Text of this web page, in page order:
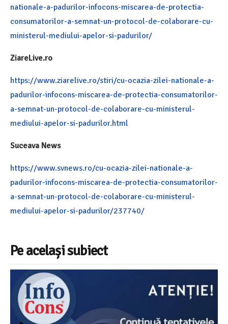
nationale-a-padurilor-infocons-miscarea-de-protectia-
consumatorilor-a-semnat-un-protocol-de-colaborare-cu-
ministerul-mediului-apelor-si-padurilor/
ZiareLive.ro
https://www.ziarelive.ro/stiri/cu-ocazia-zilei-nationale-a-
padurilor-infocons-miscarea-de-protectia-consumatorilor-
a-semnat-un-protocol-de-colaborare-cu-ministerul-
mediului-apelor-si-padurilor.html
Suceava News
https://www.svnews.ro/cu-ocazia-zilei-nationale-a-
padurilor-infocons-miscarea-de-protectia-consumatorilor-
a-semnat-un-protocol-de-colaborare-cu-ministerul-
mediului-apelor-si-padurilor/237740/
Pe același subiect